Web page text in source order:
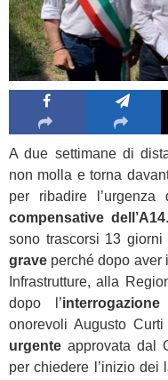
A due settimane di
non molla e torna
per ribadire
compensative dell’A14
sono trascorsi 13
grave perché dopo aver
Infrastrutture, alla
dopo l’
onorevoli Augusto
urgente approvata dal
per chiedere l’inizio dei